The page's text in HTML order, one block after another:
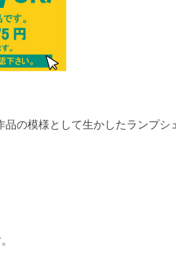
の模様として生かしたランプシ